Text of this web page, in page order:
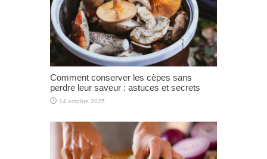
Comment conserver les cèpes sans
perdre leur saveur : astuces et secrets
14 octobre 2025